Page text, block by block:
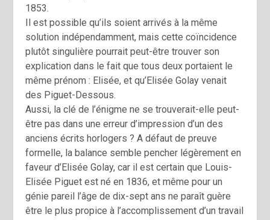
1853.
Il est possible qu’ils soient arrivés à la même
solution indépendamment, mais cette coïncidence
plutôt singulière pourrait peut-être trouver son
explication dans le fait que tous deux portaient le
même prénom : Elisée, et qu’Elisée Golay venait
des Piguet-Dessous.
Aussi, la clé de l’énigme ne se trouverait-elle peut-
être pas dans une erreur d’impression d’un des
anciens écrits horlogers ? A défaut de preuve
formelle, la balance semble pencher légèrement en
faveur d’Elisée Golay, car il est certain que Louis-
Elisée Piguet est né en 1836, et même pour un
génie pareil l’âge de dix-sept ans ne paraît guère
être le plus propice à l’accomplissement d’un travail